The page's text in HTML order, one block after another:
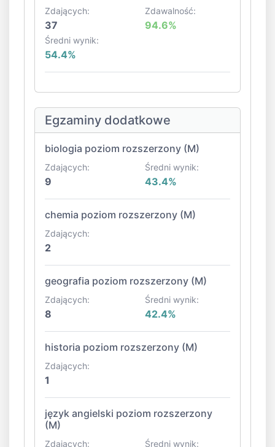
Zdających:
37
Zdawalność:
94.6%
Średni wynik:
54.4%
Egzaminy dodatkowe
biologia poziom rozszerzony (M)
Zdających:
9
Średni wynik:
43.4%
chemia poziom rozszerzony (M)
Zdających:
2
geografia poziom rozszerzony (M)
Zdających:
8
Średni wynik:
42.4%
historia poziom rozszerzony (M)
Zdających:
1
język angielski poziom rozszerzony
(M)
Zdających: Średni wynik: